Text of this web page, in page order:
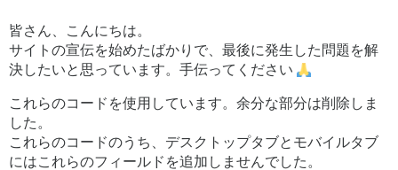
皆さん、こんにちは。
サイトの宣伝を始めたばかりで、最後に発生した問題を解
決したいと思っています。手伝ってください
これらのコードを使用しています。余分な部分は削除しま
した。
これらのコードのうち、デスクトップタブとモバイルタブ
にはこれらのフィールドを追加しませんでした。